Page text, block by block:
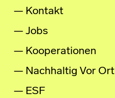
Kontakt
Jobs
Kooperationen
Nachhaltig Vor Ort
ESF